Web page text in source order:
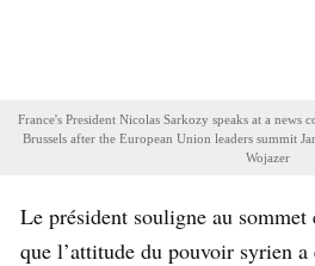
France's President Nicolas Sarkozy speaks at a news
Brussels after the European Union leaders summit
Wojazer
Le président souligne au
que l’attitude du pouvoir syrien